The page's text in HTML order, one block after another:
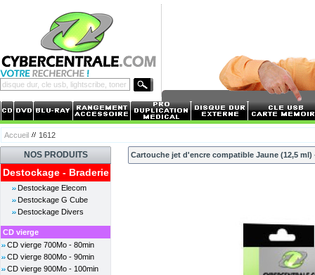
Accueil 1612
NOS PRODUITS
Destockage - Braderie
Destockage Elecom
Destockage G Cube
Destockage Divers
CD vierge
CD vierge 700Mo - 80min
CD vierge 800Mo - 90min
CD vierge 900Mo - 100min
Cartouche jet d'encre compatible Jaune (12,5 ml)